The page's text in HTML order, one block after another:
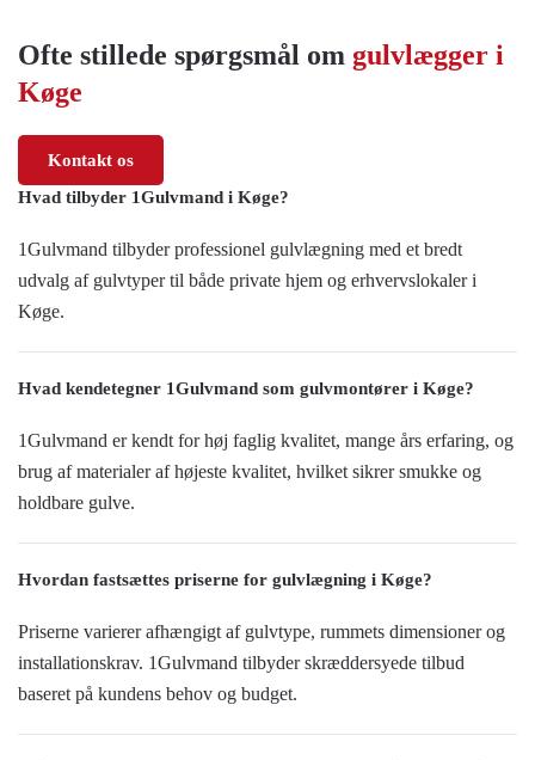
Ofte stillede spørgsmål om gulvlægger i
Køge
Kontakt os
Hvad tilbyder 1Gulvmand i Køge?
1Gulvmand tilbyder professionel gulvlægning med et bredt
udvalg af gulvtyper til både private hjem og erhvervslokaler i
Køge.
Hvad kendetegner 1Gulvmand som gulvmontører i Køge?
1Gulvmand er kendt for høj faglig kvalitet, mange års erfaring, og
brug af materialer af højeste kvalitet, hvilket sikrer smukke og
holdbare gulve.
Hvordan fastsættes priserne for gulvlægning i Køge?
Priserne varierer afhængigt af gulvtype, rummets dimensioner og
installationskrav. 1Gulvmand tilbyder skræddersyede tilbud
baseret på kundens behov og budget.